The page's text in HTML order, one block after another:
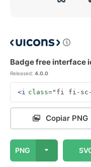
Badge free interface
Released: 4.0.0
<i class="fi fi-sc-
Copiar PNG
PNG